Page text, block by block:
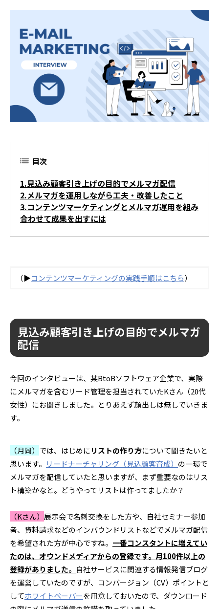
目次
1.見込み顧客引き上げの目的でメルマガ配信
2.メルマガを運用しながら工夫・改善したこと
3.コンテンツマーケティングとメルマガ運用を組み
合わせて成果を出すには
（▶︎コンテンツマーケティングの実践手順はこちら）
見込み顧客引き上げの目的でメルマガ
配信
今回のインタビューは、某BtoBソフトウェア企業で、実際
にメルマガを含むリード管理を担当されていたKさん（20代
女性）にお聞きしました。とりあえず顔出しは無しでいきま
す｡
（月岡） では、はじめにリストの作り方について聞きたいと
思います。 リードナーチャリング（見込顧客育成） の一環で
メルマガを配信していたと思いますが、まず重要なのはリス
ト構築かなと。どうやってリストは作ってましたか？
（Kさん） 展示会で名刺交換をした方や、自社セミナー参加
者、資料請求などのインバウンドリストなどでメルマガ配信
を希望された方が中心ですね。 一番コンスタントに増えてい
たのは、オウンドメディアからの登録です。月100件以上の
登録がありました。 自社サービスに関連する情報発信ブログ
を運営していたのですが、コンバージョン（CV）ポイントと
してホワイトペーパーを用意しておいたので、ダウンロード